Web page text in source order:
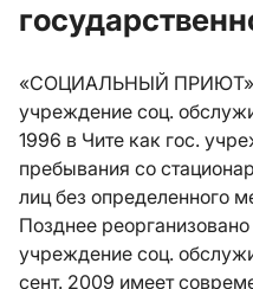
«СОЦИАЛЬНЫЙ ПРИЮТ»,
учреждение соц.
1996 в Чите как гос.
пребывания со
лиц без определенного
Позднее
учреждение соц.
сент. 2009 имеет